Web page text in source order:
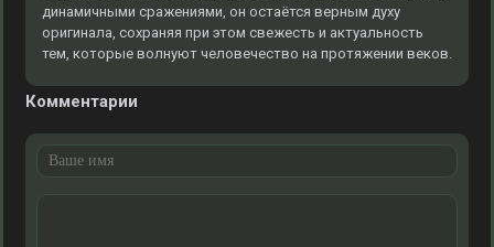
динамичными сражениями, он остаётся верным духу
оригинала, сохраняя при этом свежесть и актуальность
тем, которые волнуют человечество на протяжении веков.
Комментарии